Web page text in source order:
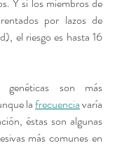
Y si los miembros de
por lazos de
el riesgo es hasta 16
genéticas son más
la frecuencia varía
éstas son algunas
más comunes en